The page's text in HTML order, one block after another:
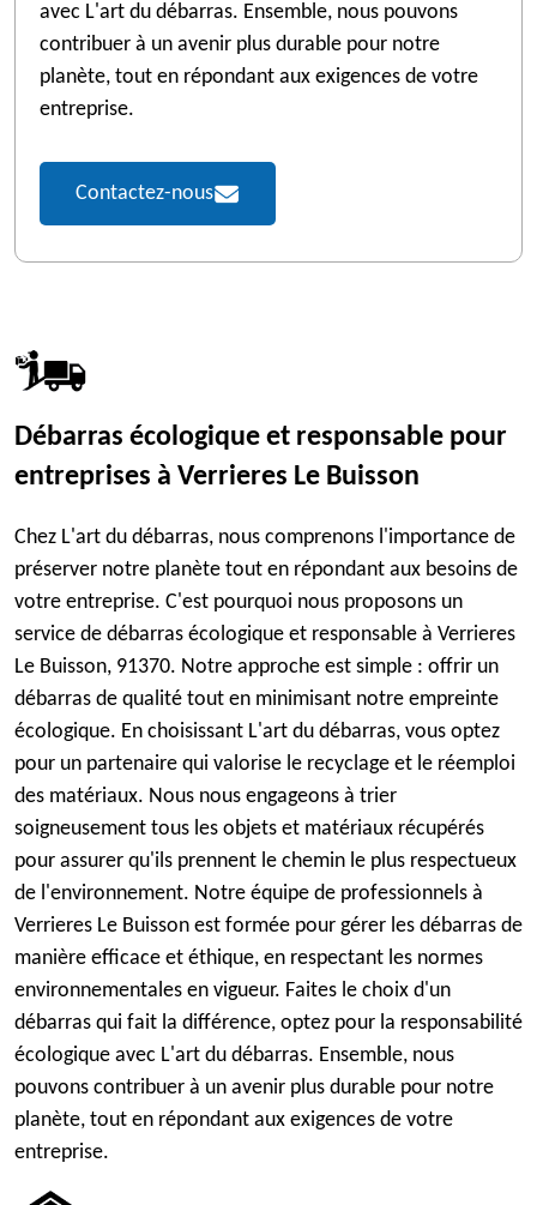
avec L'art du débarras. Ensemble, nous pouvons
contribuer à un avenir plus durable pour notre
planète, tout en répondant aux exigences de votre
entreprise.
Contactez-nous
Débarras écologique et responsable pour
entreprises à Verrieres Le Buisson
Chez L'art du débarras, nous comprenons l'importance de
préserver notre planète tout en répondant aux besoins de
votre entreprise. C'est pourquoi nous proposons un
service de débarras écologique et responsable à Verrieres
Le Buisson, 91370. Notre approche est simple : offrir un
débarras de qualité tout en minimisant notre empreinte
écologique. En choisissant L'art du débarras, vous optez
pour un partenaire qui valorise le recyclage et le réemploi
des matériaux. Nous nous engageons à trier
soigneusement tous les objets et matériaux récupérés
pour assurer qu'ils prennent le chemin le plus respectueux
de l'environnement. Notre équipe de professionnels à
Verrieres Le Buisson est formée pour gérer les débarras de
manière efficace et éthique, en respectant les normes
environnementales en vigueur. Faites le choix d'un
débarras qui fait la différence, optez pour la responsabilité
écologique avec L'art du débarras. Ensemble, nous
pouvons contribuer à un avenir plus durable pour notre
planète, tout en répondant aux exigences de votre
entreprise.